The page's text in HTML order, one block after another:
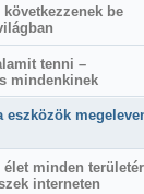
be
tenni –
mindenkinek
eszközök
élet minden
interneten